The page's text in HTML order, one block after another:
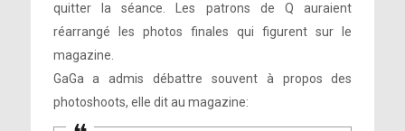
quitter la séance. Les patrons de Q auraient
réarrangé les photos finales qui figurent sur le
magazine.
GaGa a admis débattre souvent à propos des
photoshoots, elle dit au magazine: